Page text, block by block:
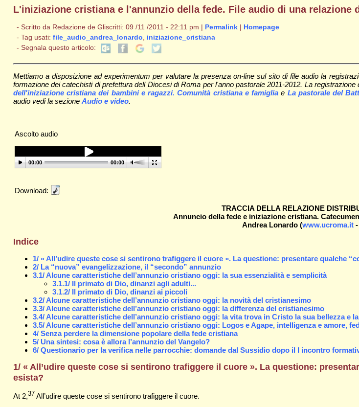
L'iniziazione cristiana e l'annunzio della fede. File audio di una relazione
- Scritto da Redazione de Gliscritti: 09 /11 /2011 - 22:11 pm | Permalink| Homepage
- Tag usati: file_audio_andrea_lonardo
iniziazione_cristiana
- Segnala questo articolo:
Mettiamo a disposizione ad experimentum per valutare la presenza on-line sul sito di file audio la
formazione dei catechisti di prefettura dell Diocesi di Roma per l'anno pastorale 2011-2012. La
dell'iniziazione cristiana dei bambini e ragazzi. Comunità cristiana e famiglia e La pastorale del
audio vedi la sezione Audio e video.
Ascolto audio
00:00 00:00
Download:
TRACCIA DELLA RELAZIONE
Annuncio della fede e iniziazione cristiana.
Andrea Lonardo (www.ucroma.it-
Indice
1/ « All’udire queste cose si sentirono trafiggere il cuore ». La questione: presentare qualche
2/ La “nuova” evangelizzazione, il “secondo” annunzio
3.1/ Alcune caratteristiche dell’annunzio cristiano oggi: la sua essenzialità e semplicità
3.1.1/ Il primato di Dio, dinanzi agli adulti...
3.1.2/ Il primato di Dio, dinanzi ai piccoli
3.2/ Alcune caratteristiche dell’annunzio cristiano oggi: la novità del cristianesimo
3.3/ Alcune caratteristiche dell’annunzio cristiano oggi: la differenza del cristianesimo
3.4/ Alcune caratteristiche dell’annunzio cristiano oggi: la vita trova in Cristo la sua bellezza e
3.5/ Alcune caratteristiche dell’annunzio cristiano oggi: Logos e Agape, intelligenza e amore,
4/ Senza perdere la dimensione popolare della fede cristiana
5/ Una sintesi: cosa è allora l’annunzio del Vangelo?
6/ Questionario per la verifica nelle parrocchie: domande dal Sussidio dopo il I incontro
1/ « All’udire queste cose si sentirono trafiggere il cuore ». La questione:
esista?
At 2,37 All’udire queste cose si sentirono trafiggere il cuore.